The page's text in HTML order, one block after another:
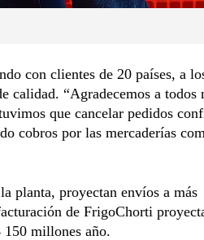
con clientes de 20 países, a
calidad. “Agradecemos a todos
que cancelar pedidos
cobros por las mercaderías
planta, proyectan envíos a más
de FrigoChorti
150 millones año.